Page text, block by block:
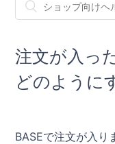
注文が入っ
どのように
BASEで注文が入り